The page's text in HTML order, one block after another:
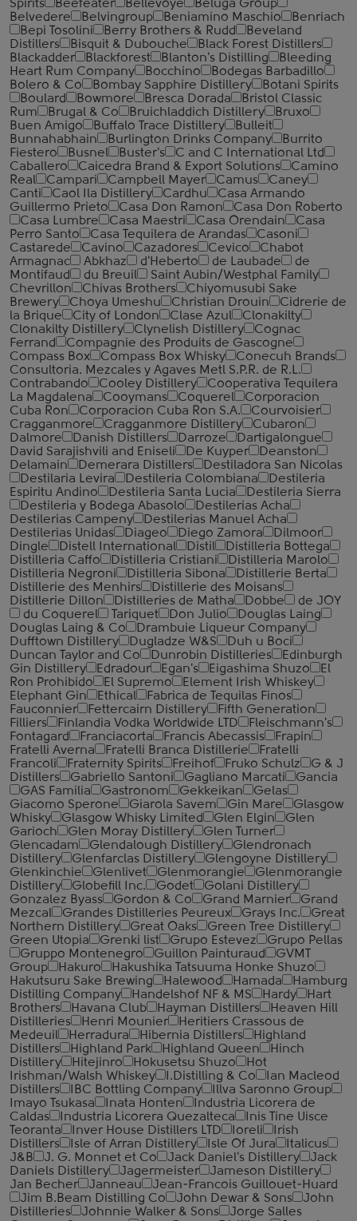
Spirits
Beefeater Bellevoye
Beluga Group
Belvedere
Belvingroup Beniamino Maschio
Benriach
Bepi Tosolini
Berry Brothers & Rudd
Beveland
Distillers
Bisquit & Dubouche
Black Forest Distillers
Blackadder
Blackforest Blanton's Distilling
Bleeding
Heart Rum Company
Bocchino
Bodegas Barbadillo
Bolero & Co
Bombay Sapphire Distillery
Botani Spirits
Boulard
Bowmore Bresca Dorada
Bristol Classic
Rum
Brugal & Co Bruichladdich Distillery
Bruxo
Buen Amigo
Buffalo Trace Distillery
Bulleit
Bunnahabhain
Burlington Drinks Company
Burrito
Fiestero
Busnel Buster's
C and C International Ltd
Caballero
Caicedra Brand & Export Solutions
Camino
Real
Campari Campbell Mayer Camus
Caney
Canti
Caol Ila Distillery Cardhu
Casa Armando
Guillermo Prieto
Casa Don Ramon
Casa Don Roberto
Casa Lumbre
Casa Maestri Casa Orendain
Casa
Perro Santo
Casa Tequilera de Arandas
Casoni
Castarede
Cavino Cazadores Cevico
Chabot
Armagnac
Abkhaz d'Heberto de Laubade
de
Montifaud
du Breuil
Saint Aubin/Westphal Family
Chevrillon
Chivas Brothers
Chiyomusubi Sake
Brewery
Choya Umeshu Christian Drouin
Cidrerie de
la Brique
City of London Clase Azul
Clonakilty
Clonakilty Distillery
Clynelish Distillery
Cognac
Ferrand
Compagnie des Produits de Gascogne
Compass Box
Compass Box Whisky
Conecuh Brands
Consultoria. Mezcales y Agaves Metl S.P.R. de R.L.
Contrabando
Cooley Distillery
Cooperativa Tequilera
La Magdalena
Cooymans Coquerel
Corporacion
Cuba Ron
Corporacion Cuba Ron S.A.
Courvoisier
Cragganmore
Cragganmore Distillery
Cubaron
Dalmore
Danish Distillers Darroze
Dartigalongue
David Sarajishvili and Eniseli
De Kuyper
Deanston
Delamain
Demerara Distillers
Destiladora San Nicolas
Destilaria Levira
Destileria Colombiana
Destileria
Espiritu Andino
Destileria Santa Lucia
Destileria Sierra
Destileria y Bodega Abasolo
Destilerias Acha
Destilerias Campeny
Destilerias Manuel Acha
Destilerias Unidas
Diageo Diego Zamora
Dilmoor
Dingle
Distell International Distil
Distilleria Bottega
Distilleria Caffo
Distilleria Cristiani
Distilleria Marolo
Distilleria Negroni
Distilleria Sibona
Distillerie Berta
Distillerie des Menhirs
Distillerie des Moisans
Distillerie Dillon
Distilleries de Matha Dobbe
de JOY
du Coquerel
Tariquet Don Julio
Douglas Laing
Douglas Laing & Co
Drambuie Liqueur Company
Dufftown Distillery
Dugladze W&S
Duh u Boci
Duncan Taylor and Co
Dunrobin Distilleries
Edinburgh
Gin Distillery
Edradour Egan's Eigashima Shuzo
El
Ron Prohibido
El Supremo
Element Irish Whiskey
Elephant Gin
Ethical
Fabrica de Tequilas Finos
Fauconnier
Fettercairn Distillery
Fifth Generation
Filliers
Finlandia Vodka Worldwide LTD
Fleischmann's
Fontagard
Franciacorta Francis Abecassis
Frapin
Fratelli Averna
Fratelli Branca Distillerie
Fratelli
‎Francoli
Fraternity Spirits Freihof Fruko Schulz
G & J
Distillers
Gabriello Santoni Gagliano Marcati
Gancia
GAS Familia
Gastronom Gekkeikan
Gelas
Giacomo Sperone
Giarola Savem Gin Mare
Glasgow
Whisky
Glasgow Whisky Limited Glen Elgin
Glen
Garioch
Glen Moray Distillery
Glen Turner
Glencadam
Glendalough Distillery
Glendronach
Distillery
Glenfarclas Distillery
Glengoyne Distillery
Glenkinchie
Glenlivet Glenmorangie
Glenmorangie
Distillery
Globefill Inc. Godet
Golani Distillery
Gonzalez Byass
Gordon & Co Grand Marnier
Grand
Mezcal
Grandes Distilleries Peureux Grays Inc.
Great
Northern Distillery
Great Oaks
Green Tree Distillery
Green Utopia
Grenki list Grupo Estevez
Grupo Pellas
Gruppo Montenegro
Guillon Painturaud
GVMT
Group
Hakuro
Hakushika Tatsuuma Honke Shuzo
Hakutsuru Sake Brewing
Halewood Hamada
Hamburg
Distilling Company
Handelshof NF & MS Hardy
Hart
Brothers
Havana Club Hayman Distillers
Heaven Hill
Distilleries
Henri Mounier
Heritiers Crassous de
Medeuil
Herradura Hibernia Distillers
Highland
Distillers
Highland Park Highland Queen
Hinch
Distillery
Hitejinro Hokusetsu Shuzo
Hot
Irishman/Walsh Whiskey
I.Distilling & Co
Ian Macleod
Distillers
IBC Bottling Company
Illva Saronno Group
Imayo Tsukasa
Inata Honten
Industria Licorera de
Caldas
Industria Licorera Quezalteca
Inis Tine Uisce
Teoranta
Inver House Distillers LTD Ioreli
Irish
Distillers
Isle of Arran Distillery Isle Of Jura
Italicus
J&B
J. G. Monnet et Co Jack Daniel's Distillery
Jack
Daniels Distillery
Jagermeister
Jameson Distillery
Jan Becher
Janneau
Jean-Francois Guillouet-Huard
Jim B.Beam Distilling Co
John Dewar & Sons
John
Distilleries
Johnnie Walker & Sons
Jorge Salles